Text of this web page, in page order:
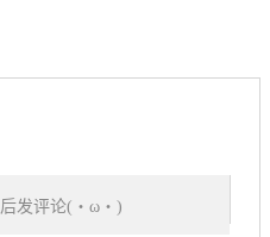
后发评论(・ω・)